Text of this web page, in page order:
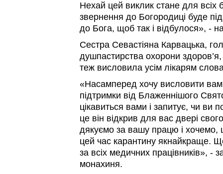
Нехай цей виклик стане для
звернення до Богородиці буде
до Бога, щоб так і відбулося», -
Сестра Севастіяна Карвацька,
душпастирства охорони
теж висловила усім лікарям
«Насамперед хочу висловити вам
підтримки від Блаженнішого
цікавиться вами і запитує, чи ви
це він відкрив для вас двері
дякуємо за вашу працю і хочемо,
цей час карантину якнайкраще.
за всіх медичних працівників», -
монахиня.